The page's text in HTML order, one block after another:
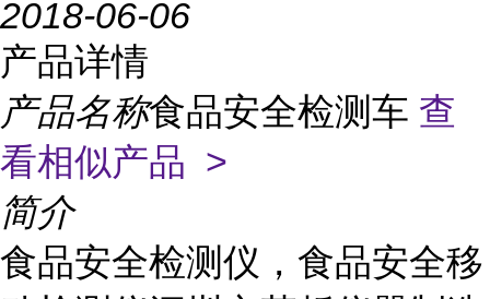
2018-06-06
产品详情
产品名称食品安全检测车 查
看相似产品 >
简介
食品安全检测仪，食品安全移